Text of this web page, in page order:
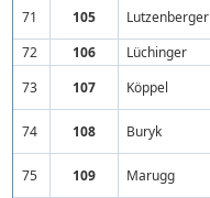
71
105 Lutzenberger
72
106 Lüchinger
73
107 Köppel
74 108 Buryk
75 109 Marugg